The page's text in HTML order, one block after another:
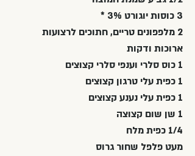
3 כוסות יוגורט 3% *
2 מלפפונים טריים, חתוכים לרצועות
ארוכות ודקות
1 כוס סלרי וענפי סלרי קצוצים
1 כפית עלי טרגון קצוצים
1 כפית עלי נענע קצוצים
1 שן שום קצוצה
1/4 כפית מלח
מעט פלפל שחור גרוס